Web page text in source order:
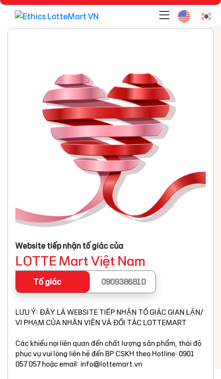
Website tiếp nhận tố giác của
LOTTE Mart Việt Nam
Tố giác 0909386810
LƯU Ý: ĐÂY LÀ WEBSITE TIẾP NHẬN TỐ GIÁC GIAN LẬN/
VI PHẠM CỦA NHÂN VIÊN VÀ ĐỐI TÁC LOTTEMART
Các khiếu nại liên quan đến chất lượng sản phẩm, thái độ
phục vụ vui lòng liên hệ đến BP CSKH theo Hotline: 0901
057 057 hoặc email: info@lottemart.vn